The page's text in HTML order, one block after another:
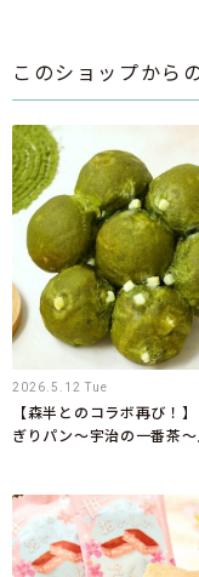
このショップから
2026.5.12 Tue
【森半とのコラボ再び！
ぎりパン～宇治の一番茶